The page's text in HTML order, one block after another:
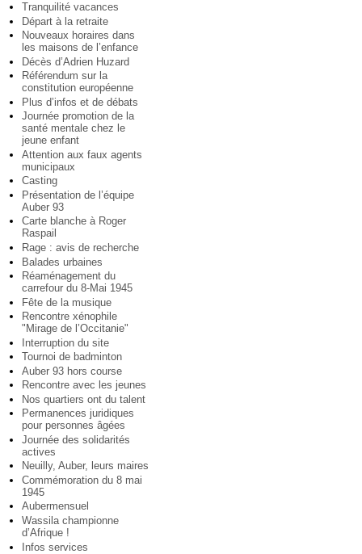
Tranquilité vacances
Départ à la retraite
Nouveaux horaires dans
les maisons de l’enfance
Décès d’Adrien Huzard
Référendum sur la
constitution européenne
Plus d’infos et de débats
Journée promotion de la
santé mentale chez le
jeune enfant
Attention aux faux agents
municipaux
Casting
Présentation de l’équipe
Auber 93
Carte blanche à Roger
Raspail
Rage : avis de recherche
Balades urbaines
Réaménagement du
carrefour du 8-Mai 1945
Fête de la musique
Rencontre xénophile
"Mirage de l’Occitanie"
Interruption du site
Tournoi de badminton
Auber 93 hors course
Rencontre avec les jeunes
Nos quartiers ont du talent
Permanences juridiques
pour personnes âgées
Journée des solidarités
actives
Neuilly, Auber, leurs maires
Commémoration du 8 mai
1945
Aubermensuel
Wassila championne
d’Afrique !
Infos services